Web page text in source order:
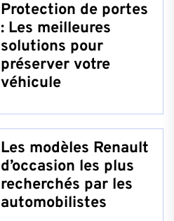
Protection de portes
: Les meilleures
solutions pour
préserver votre
véhicule
Les modèles Renault
d’occasion les plus
recherchés par les
automobilistes